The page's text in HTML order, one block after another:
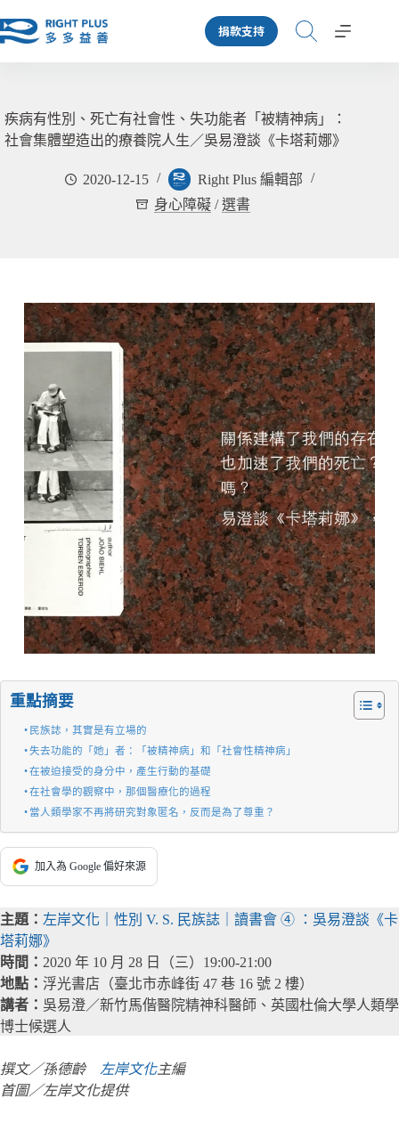
至
容
捐款支持
疾病有性別、死亡有社會性、失功能者「被精神病」：
社會集體塑造出的療養院人生／吳易澄談《卡塔莉娜》
2020-12-15
Right Plus 編輯部
身心障礙 /選書
重點摘要
民族誌，其實是有立場的
失去功能的「她」者：「被精神病」和「社會性精神病」
在被迫接受的身分中，產生行動的基礎
在社會學的觀察中，那個醫療化的過程
當人類學家不再將研究對象匿名，反而是為了尊重？
加入為 Google 偏好來源
主題： 左岸文化｜性別 V. S. 民族誌｜讀書會 ④ ：吳易澄談《卡
塔莉娜》
時間： 2020 年 10 月 28 日（三）19:00-21:00
地點： 浮光書店（臺北市赤峰街 47 巷 16 號 2 樓）
講者： 吳易澄／新竹馬偕醫院精神科醫師、英國杜倫大學人類學
博士候選人
撰文／孫德齡 左岸文化主編
首圖／左岸文化提供